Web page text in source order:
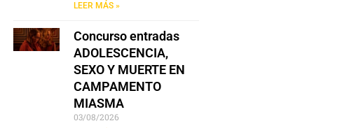
LEER MÁS »
Concurso entradas
ADOLESCENCIA,
SEXO Y MUERTE EN
CAMPAMENTO
MIASMA
03/08/2026